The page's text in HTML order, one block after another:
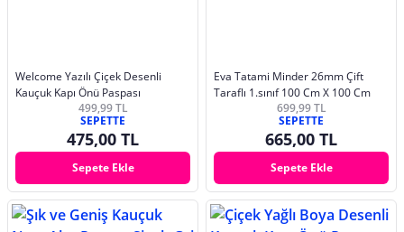
Welcome Yazılı Çiçek Desenli
Kauçuk Kapı Önü Paspası
499,99 TL
SEPETTE
475,00 TL
Sepete Ekle
Eva Tatami Minder 26mm Çift
Taraflı 1.sınıf 100 Cm X 100 Cm
699,99 TL
SEPETTE
665,00 TL
Sepete Ekle